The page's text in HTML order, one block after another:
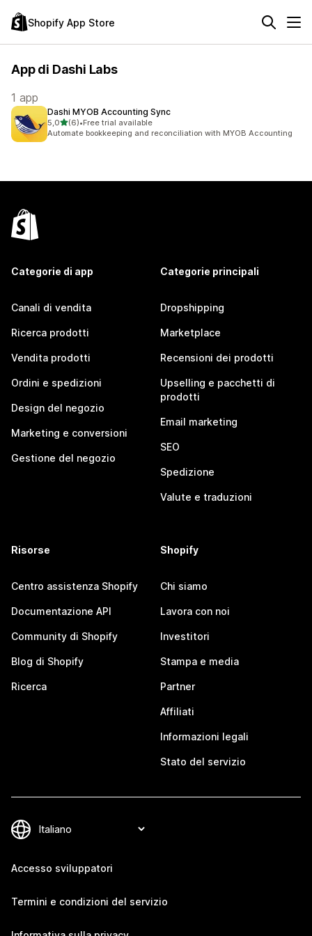
Shopify App Store
App di Dashi Labs
1 app
Dashi MYOB Accounting Sync
5,0stelle su 5
(6)
6 recensioni totali
•Free trial available
Automate bookkeeping and reconciliation with MYOB Accounting
Categorie di app
Canali di vendita
Ricerca prodotti
Vendita prodotti
Ordini e spedizioni
Design del negozio
Marketing e conversioni
Gestione del negozio
Categorie principali
Dropshipping
Marketplace
Recensioni dei prodotti
Upselling e pacchetti di
prodotti
Email marketing
SEO
Spedizione
Valute e traduzioni
Risorse
Centro assistenza Shopify
Documentazione API
Community di Shopify
Blog di Shopify
Ricerca
Shopify
Chi siamo
Lavora con noi
Investitori
Stampa e media
Partner
Affiliati
Informazioni legali
Stato del servizio
Accesso sviluppatori
Termini e condizioni del servizio